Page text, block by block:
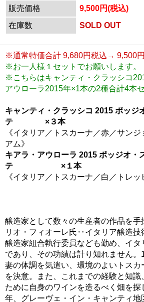
販売価格
9,500円(税込)
在庫数
SOLD OUT
※通常特価合計 9,680円税込→ 9,500
※お一人様１セットでお願いします。
※こちらはキャンティ・クラッシコ
アウローラ2015年×1本の2種合計4本
キャンティ・クラッシコ 2015 ポッジ
テ ×３本
《イタリア／トスカーナ／赤／サン
アム》
キアラ・アウローラ 2015 ポッジオ・
テ ×１本
《イタリア／トスカーナ／白／トレッ
醸造家として数々の生産者の作品を手
リオ・フィオーレ氏‥イタリア醸造技
醸造家組合執行委員なども勤め、イタ
であり、その功績は計り知れません
妻の体調を気遣い、環境のよいトスカ
を決意。また、これまでの経験と知識
ために自身のワインを造るべく畑を
年、グレーヴェ・イン・キャンティ地